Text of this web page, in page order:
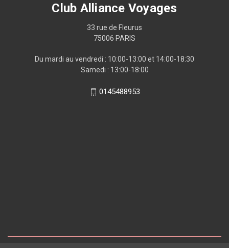
Club Alliance Voyages
33 rue de Fleurus
75006 PARIS
Du mardi au vendredi : 10:00-13:00 et 14:00-18:30
Samedi : 13:00-18:00
0145488953